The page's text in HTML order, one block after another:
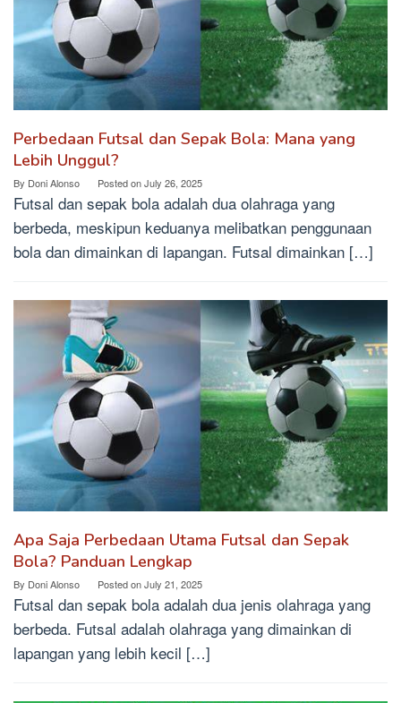
Perbedaan Futsal dan Sepak Bola: Mana yang
Lebih Unggul?
By Doni Alonso Posted onJuly 26, 2025
Futsal dan sepak bola adalah dua olahraga yang
berbeda, meskipun keduanya melibatkan penggunaan
bola dan dimainkan di lapangan. Futsal dimainkan […]
Apa Saja Perbedaan Utama Futsal dan Sepak
Bola? Panduan Lengkap
By Doni Alonso Posted onJuly 21, 2025
Futsal dan sepak bola adalah dua jenis olahraga yang
berbeda. Futsal adalah olahraga yang dimainkan di
lapangan yang lebih kecil […]